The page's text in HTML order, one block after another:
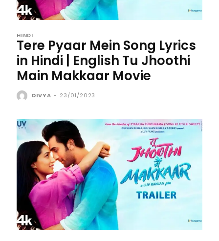
HINDI
Tere Pyaar Mein Song Lyrics
in Hindi | English Tu Jhoothi
Main Makkaar Movie
DIVYA - 23/01/2023